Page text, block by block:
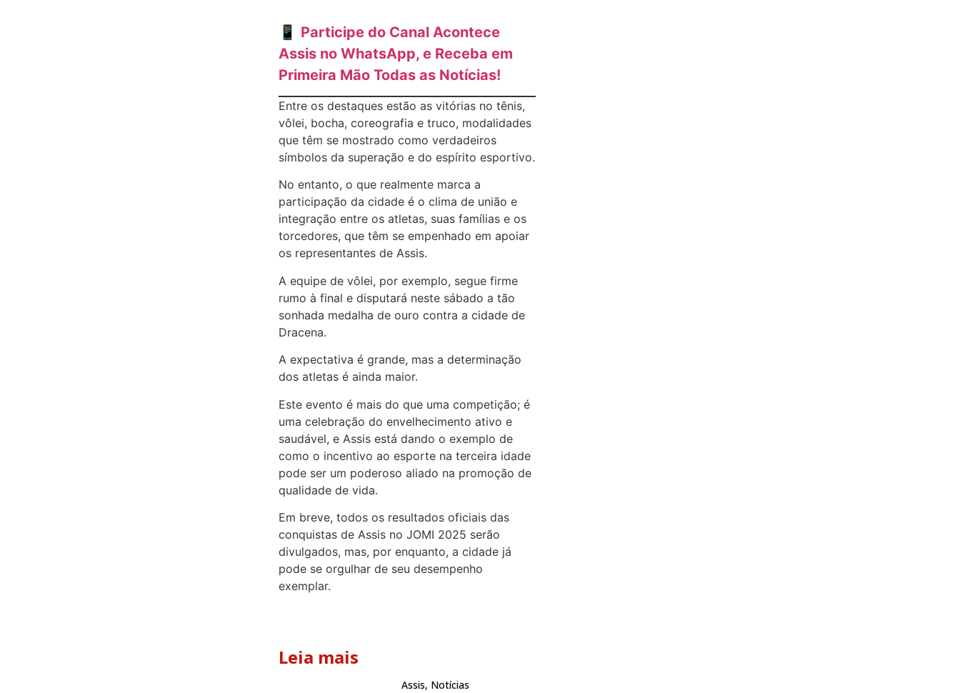
📱 Participe do Canal Acontece
Assis no WhatsApp, e Receba em
Primeira Mão Todas as Notícias!
Entre os destaques estão as vitórias no tênis,
vôlei, bocha, coreografia e truco, modalidades
que têm se mostrado como verdadeiros
símbolos da superação e do espírito esportivo.
No entanto, o que realmente marca a
participação da cidade é o clima de união e
integração entre os atletas, suas famílias e os
torcedores, que têm se empenhado em apoiar
os representantes de Assis.
A equipe de vôlei, por exemplo, segue firme
rumo à final e disputará neste sábado a tão
sonhada medalha de ouro contra a cidade de
Dracena.
A expectativa é grande, mas a determinação
dos atletas é ainda maior.
Este evento é mais do que uma competição; é
uma celebração do envelhecimento ativo e
saudável, e Assis está dando o exemplo de
como o incentivo ao esporte na terceira idade
pode ser um poderoso aliado na promoção de
qualidade de vida.
Em breve, todos os resultados oficiais das
conquistas de Assis no JOMI 2025 serão
divulgados, mas, por enquanto, a cidade já
pode se orgulhar de seu desempenho
exemplar.
Leia mais
Assis, Notícias